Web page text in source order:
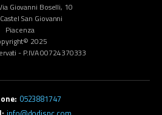
Giovanni Boselli, 10
San Giovanni
Piacenza
2025
- P.IVA 00724370333
0523881747